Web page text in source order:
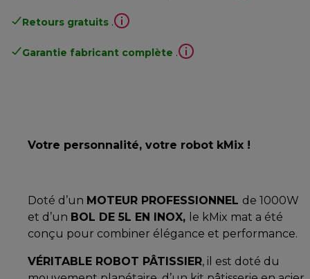
Retours gratuits .
Garantie fabricant complète .
Votre personnalité, votre robot kMix !
Doté d’un MOTEUR PROFESSIONNEL de 1000W
et d’un BOL DE 5L EN INOX, le kMix mat a été
conçu pour combiner élégance et performance.
VÉRITABLE ROBOT PÂTISSIER, il est doté du